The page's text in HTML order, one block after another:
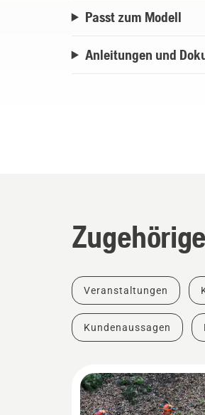
Passt zum Modell
Anleitungen und
Veranstaltungen
Kundenaussagen